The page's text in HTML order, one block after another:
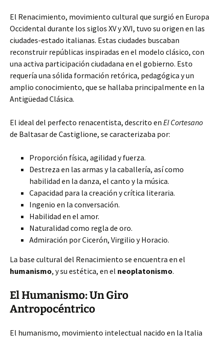
El Renacimiento, movimiento cultural que surgió en Europa
Occidental durante los siglos XV y XVI, tuvo su origen en las
ciudades-estado italianas. Estas ciudades buscaban
reconstruir repúblicas inspiradas en el modelo clásico, con
una activa participación ciudadana en el gobierno. Esto
requería una sólida formación retórica, pedagógica y un
amplio conocimiento, que se hallaba principalmente en la
Antigüedad Clásica.
El ideal del perfecto renacentista, descrito en El Cortesano
de Baltasar de Castiglione, se caracterizaba por:
Proporción física, agilidad y fuerza.
Destreza en las armas y la caballería, así como
habilidad en la danza, el canto y la música.
Capacidad para la creación y crítica literaria.
Ingenio en la conversación.
Habilidad en el amor.
Naturalidad como regla de oro.
Admiración por Cicerón, Virgilio y Horacio.
La base cultural del Renacimiento se encuentra en el
humanismo, y su estética, en el neoplatonismo.
El Humanismo: Un Giro
Antropocéntrico
El humanismo, movimiento intelectual nacido en la Italia